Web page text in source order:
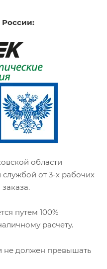
России:
области
службой от 3-х рабочих
путем 100%
расчету.
не должен превышать